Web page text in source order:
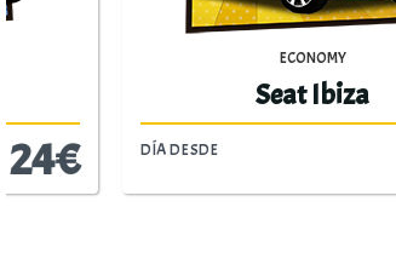
Volkswagen Polo
DÍA DESDE